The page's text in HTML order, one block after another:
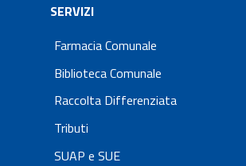
SERVIZI
Farmacia Comunale
Biblioteca Comunale
Raccolta Differenziata
Tributi
SUAP e SUE